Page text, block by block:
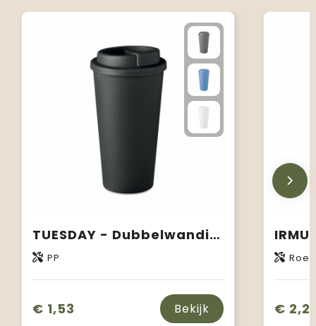
TUESDAY - Dubbelwandige drinkbeker 450 ml
PP
€ 1,53 Bekijk €